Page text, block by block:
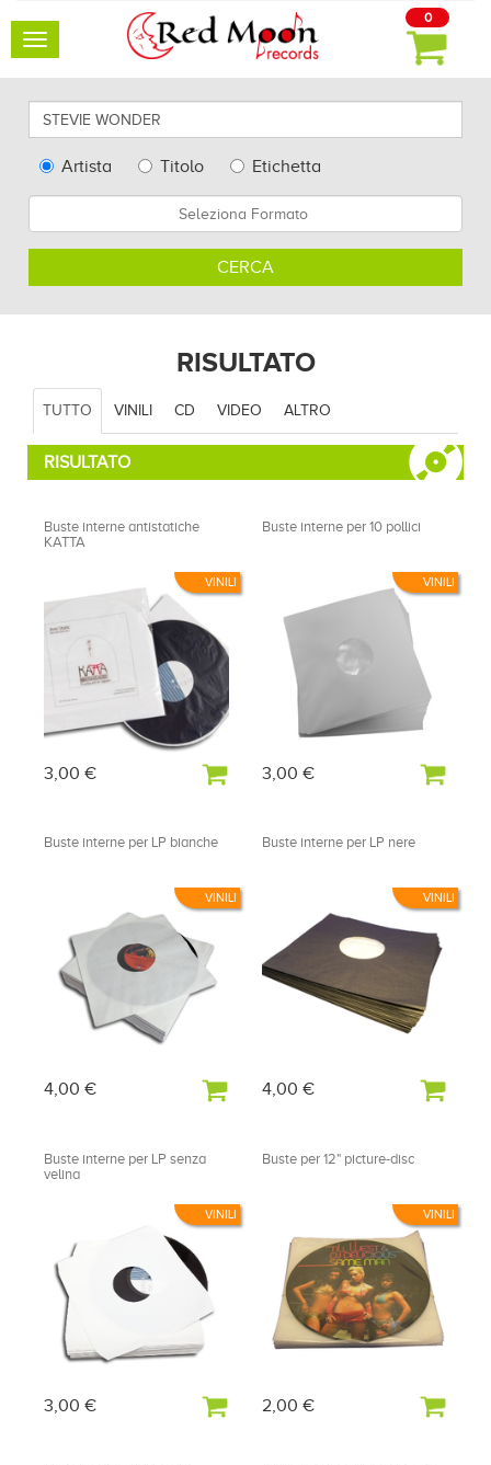
Toggle
0
Cerca
qui
artisti,
altro...
TypeArtista Titolo
Etichetta
CERCA
RISULTATO
TUTTO VINILI CD VIDEO ALTRO
RISULTATO
VINILI
Buste interne antistatiche
KATTA
3,00 €
VINILI
Buste interne per 10 pollici
3,00 €
VINILI
Buste interne per LP bianche
4,00 €
VINILI
Buste interne per LP nere
4,00 €
VINILI
Buste interne per LP senza
velina
3,00 €
VINILI
Buste per 12" picture-disc
2,00 €